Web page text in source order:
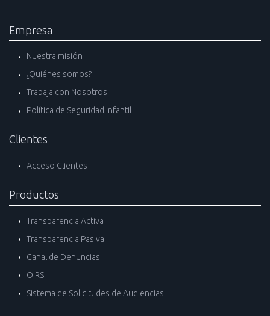
Empresa
Nuestra misión
¿Quiénes somos?
Trabaja con Nosotros
Política de Seguridad Infantil
Clientes
Acceso Clientes
Productos
Transparencia Activa
Transparencia Pasiva
Canal de Denuncias
OIRS
Sistema de Solicitudes de Audiencias